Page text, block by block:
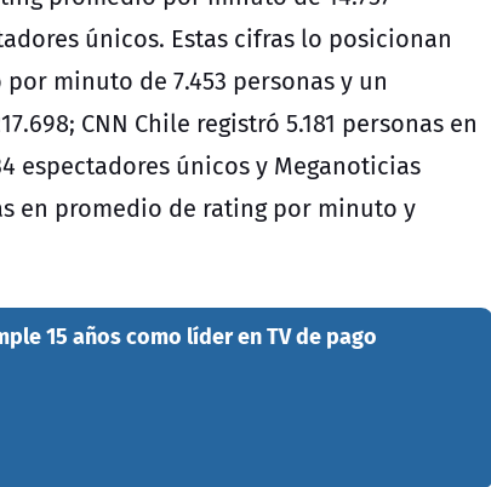
únicos. Estas cifras lo posicionan
minuto de 7.453 personas y un
CNN Chile registró 5.181 personas en
espectadores únicos y Meganoticias
en promedio de rating por minuto y
15 años como líder en TV de pago